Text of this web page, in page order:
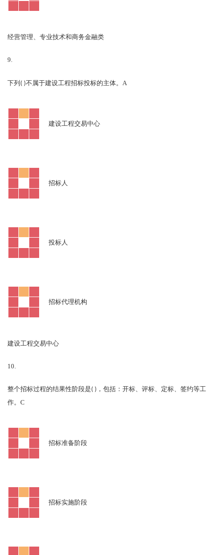
经营管理、专业技术和商务金融类
9.
下列 ( )不属于建设工程招标投标的主体。 A
建设工程交易中心
招标人
投标人
招标代理机构
建设工程交易中心
10.
整个招标过程的结果性阶段是( ) ，包括：开标、评标、定标、签约等工
作。 C
招标准备阶段
招标实施阶段